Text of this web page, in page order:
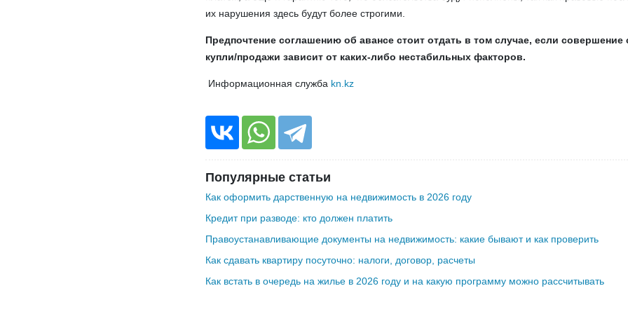
их нарушения здесь будут более строгими.
Предпочтение соглашению об авансе стоит отдать в том случае, если совершение
купли/продажи зависит от каких-­либо нестабильных факторов.
Информационная служба kn.kz
Популярные статьи
Как оформить дарственную на недвижимость в 2026 году
Кредит при разводе: кто должен платить
Правоустанавливающие документы на недвижимость: какие бывают и как проверить
Как сдавать квартиру посуточно: налоги, договор, расчеты
Как встать в очередь на жилье в 2026 году и на какую программу можно рассчитывать